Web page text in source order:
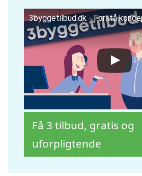
3byggetilbud.dk - Forstå
Få 3 tilbud, gratis og
uforpligtende